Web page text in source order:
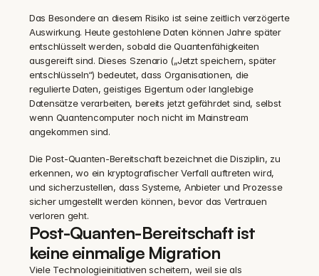
Das Besondere an diesem Risiko ist seine zeitlich verzögerte
Auswirkung. Heute gestohlene Daten können Jahre später
entschlüsselt werden, sobald die Quantenfähigkeiten
ausgereift sind. Dieses Szenario („Jetzt speichern, später
entschlüsseln“) bedeutet, dass Organisationen, die
regulierte Daten, geistiges Eigentum oder langlebige
Datensätze verarbeiten, bereits jetzt gefährdet sind, selbst
wenn Quantencomputer noch nicht im Mainstream
angekommen sind.
Die Post-Quanten-Bereitschaft bezeichnet die Disziplin, zu
erkennen, wo ein kryptografischer Verfall auftreten wird,
und sicherzustellen, dass Systeme, Anbieter und Prozesse
sicher umgestellt werden können, bevor das Vertrauen
verloren geht.
Post-Quanten-Bereitschaft ist
keine einmalige Migration
Viele Technologieinitiativen scheitern, weil sie als